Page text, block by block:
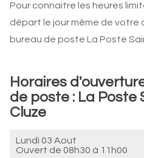
Pour connaitre les heures
départ le jour même de
bureau de poste La Poste
Horaires
de poste : La Poste
Cluze
Lundi 03 Aout
Ouvert de 08h30 à 11h00